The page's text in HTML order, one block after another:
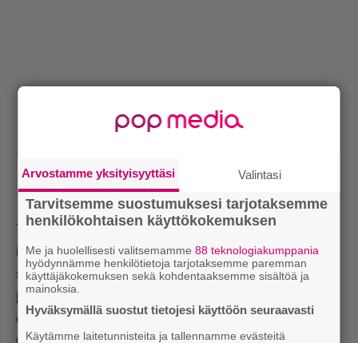
Toinen huolenaihe ovat tehtaiden työntekijöiden
ihmisoikeudet. Suomen ammattiliittojen
solidaarisuuskeskus kertoivuonna 2024
julkaisemassaan artikkelissa
olevan tavallisia Sheinin tehtaissa.
Arvostamme yksityisyyttäsi Valintasi
Tarvitsemme suostumuksesi tarjotaksemme
henkilökohtaisen käyttökokemuksen
Me ja huolellisesti valitsemamme88 teknologiakumppania
hyödynnämme henkilötietoja tarjotaksemme paremman
käyttäjäkokemuksen sekä kohdentaaksemme sisältöä ja
mainoksia.
Hyväksymällä suostut tietojesi käyttöön seuraavasti
Käytämme laitetunnisteita ja tallennamme evästeitä